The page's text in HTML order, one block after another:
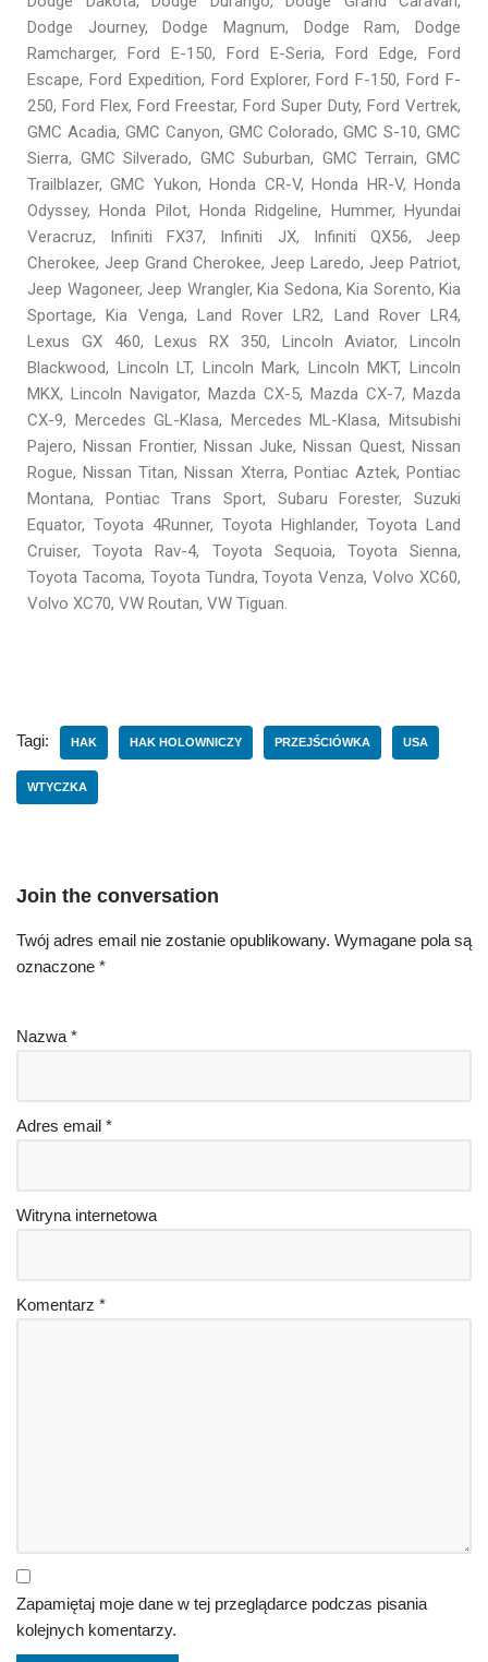
Dodge Journey, Dodge Magnum, Dodge Ram, Dodge
Ramcharger, Ford E-150, Ford E-Seria, Ford Edge, Ford
Escape, Ford Expedition, Ford Explorer, Ford F-150, Ford F-
250, Ford Flex, Ford Freestar, Ford Super Duty, Ford Vertrek,
GMC Acadia, GMC Canyon, GMC Colorado, GMC S-10, GMC
Sierra, GMC Silverado, GMC Suburban, GMC Terrain, GMC
Trailblazer, GMC Yukon, Honda CR-V, Honda HR-V, Honda
Odyssey, Honda Pilot, Honda Ridgeline, Hummer, Hyundai
Veracruz, Infiniti FX37, Infiniti JX, Infiniti QX56, Jeep
Cherokee, Jeep Grand Cherokee, Jeep Laredo, Jeep Patriot,
Jeep Wagoneer, Jeep Wrangler, Kia Sedona, Kia Sorento, Kia
Sportage, Kia Venga, Land Rover LR2, Land Rover LR4,
Lexus GX 460, Lexus RX 350, Lincoln Aviator, Lincoln
Blackwood, Lincoln LT, Lincoln Mark, Lincoln MKT, Lincoln
MKX, Lincoln Navigator, Mazda CX-5, Mazda CX-7, Mazda
CX-9, Mercedes GL-Klasa, Mercedes ML-Klasa, Mitsubishi
Pajero, Nissan Frontier, Nissan Juke, Nissan Quest, Nissan
Rogue, Nissan Titan, Nissan Xterra, Pontiac Aztek, Pontiac
Montana, Pontiac Trans Sport, Subaru Forester, Suzuki
Equator, Toyota 4Runner, Toyota Highlander, Toyota Land
Cruiser, Toyota Rav-4, Toyota Sequoia, Toyota Sienna,
Toyota Tacoma, Toyota Tundra, Toyota Venza, Volvo XC60,
Volvo XC70, VW Routan, VW Tiguan.
Tagi: HAK HAK HOLOWNICZY PRZEJŚCIÓWKA USA
WTYCZKA
Join the conversation
Twój adres email nie zostanie opublikowany. Wymagane pola są
oznaczone *
Nazwa *
Adres email *
Witryna internetowa
Komentarz *
Zapamiętaj moje dane w tej przeglądarce podczas pisania
kolejnych komentarzy.